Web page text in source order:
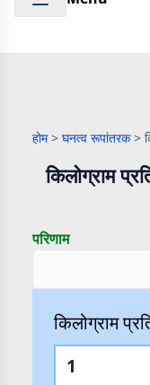
होम > घनत्व रूपांतरक >
किलोग्राम
परिणाम
किलोग्राम